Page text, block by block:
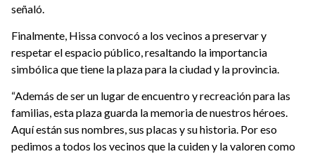
señaló.
Finalmente, Hissa convocó a los vecinos a preservar y
respetar el espacio público, resaltando la importancia
simbólica que tiene la plaza para la ciudad y la provincia.
“Además de ser un lugar de encuentro y recreación para las
familias, esta plaza guarda la memoria de nuestros héroes.
Aquí están sus nombres, sus placas y su historia. Por eso
pedimos a todos los vecinos que la cuiden y la valoren como